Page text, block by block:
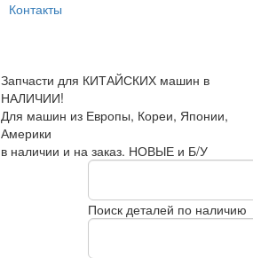
Контакты
Запчасти для КИТАЙСКИХ машин в
НАЛИЧИИ!
Для машин из Европы, Кореи, Японии,
Америки
в наличии и на заказ. НОВЫЕ и Б/У
Поиск деталей по наличию